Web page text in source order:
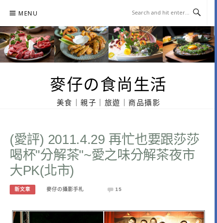
content
MENU
麥仔の食尚生活
美食｜親子｜旅遊｜商品攝影
(愛評) 2011.4.29 再忙也要跟莎莎
喝杯"分解茶"~愛之味分解茶夜市
大PK(北市)
新文章 麥仔の攝影手札 15